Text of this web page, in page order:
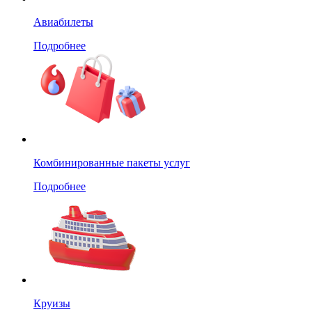
Авиабилеты
Подробнее
Комбинированные пакеты услуг
Подробнее
Круизы